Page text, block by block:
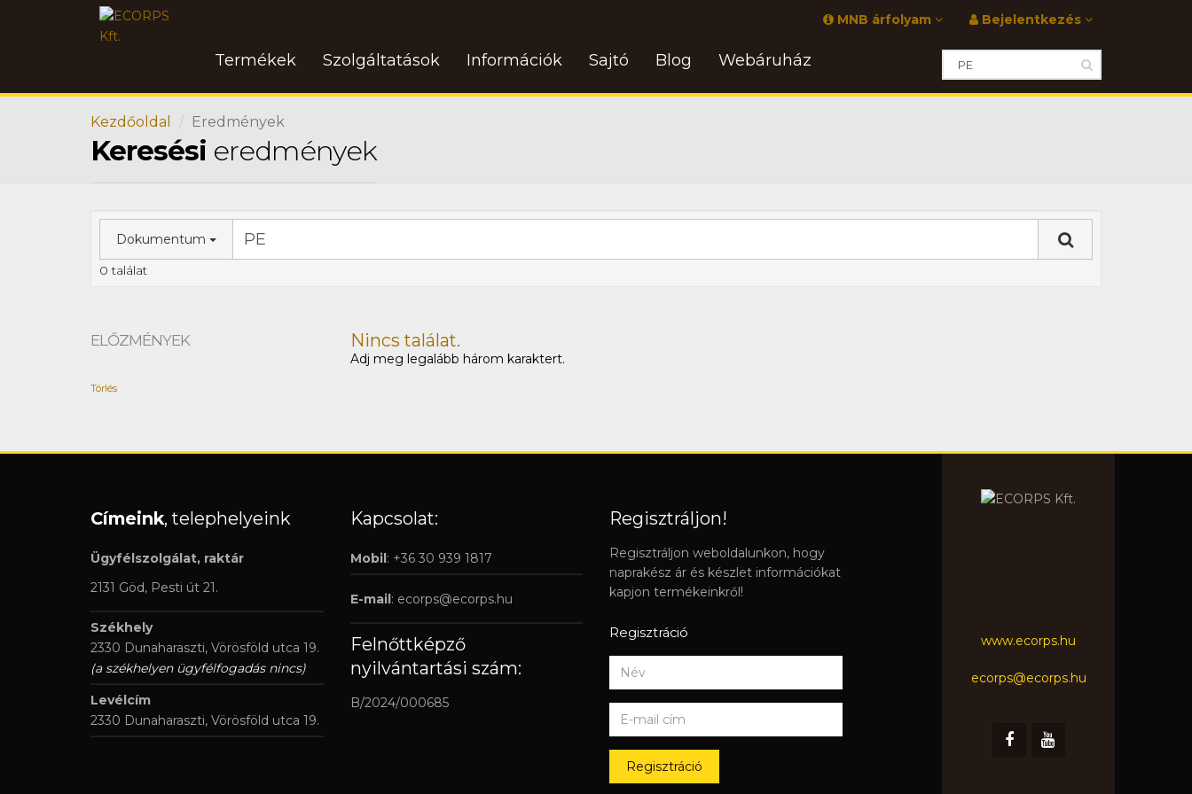
Bejelentkezés
MNB árfolyam
Termékek Szolgáltatások Információk Sajtó Blog Webáruház
Kezdőoldal Eredmények
Keresési eredmények
Dokumentum
0 találat
ELŐZMÉNYEK
Törlés
Nincs találat.
Adj meg legalább három karaktert.
Címeink, telephelyeink
Ügyfélszolgálat, raktár
2131 Göd, Pesti út 21.
Székhely
2330 Dunaharaszti, Vörösföld utca 19.
(a székhelyen ügyfélfogadás nincs)
Levélcím
2330 Dunaharaszti, Vörösföld utca 19.
Kapcsolat:
Mobil: +36 30 939 1817
E-mail: ecorps@ecorps.hu
Felnőttképző
nyilvántartási szám:
B/2024/000685
Regisztráljon!
Regisztráljon weboldalunkon, hogy
naprakész ár és készlet információkat
kapjon termékeinkről!
Regisztráció
Regisztráció
www.ecorps.hu
ecorps@ecorps.hu